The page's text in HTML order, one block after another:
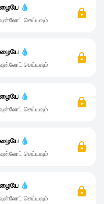
💧
செய்யவும்
💧
செய்யவும்
💧
செய்யவும்
💧
செய்யவும்
💧
செய்யவும்